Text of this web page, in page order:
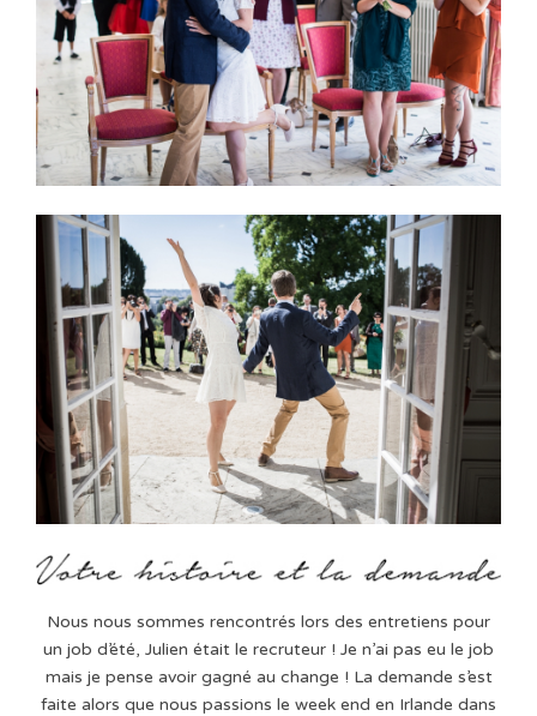
Nous nous sommes rencontrés lors des entretiens pour
un job d’été, Julien était le recruteur ! Je n’ai pas eu le job
mais je pense avoir gagné au change ! La demande s’est
faite alors que nous passions le week end en Irlande dans